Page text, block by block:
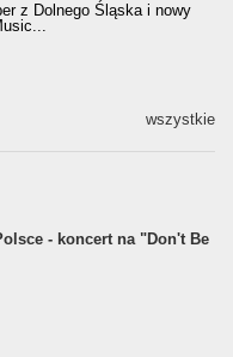
z Dolnego Śląska i nowy
wszystkie
- koncert na "Don't Be